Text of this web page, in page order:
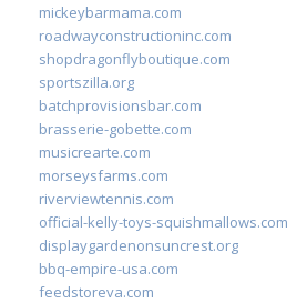
mickeybarmama.com
roadwayconstructioninc.com
shopdragonflyboutique.com
sportszilla.org
batchprovisionsbar.com
brasserie-gobette.com
musicrearte.com
morseysfarms.com
riverviewtennis.com
official-kelly-toys-squishmallows.com
displaygardenonsuncrest.org
bbq-empire-usa.com
feedstoreva.com